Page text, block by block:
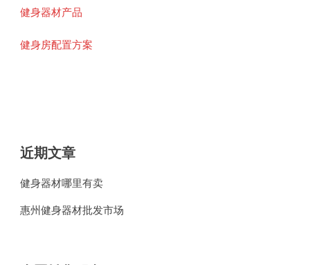
健身器材产品
健身房配置方案
近期文章
健身器材哪里有卖
惠州健身器材批发市场